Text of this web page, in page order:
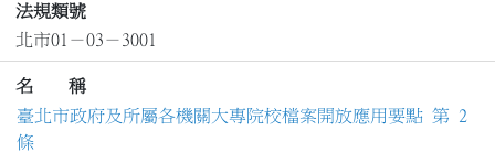
法規類號
北市01－03－3001
名 稱
臺北市政府及所屬各機關大專院校檔案開放應用要點 第 2
條